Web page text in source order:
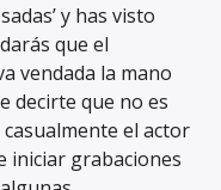
y has visto
que el
vendada la mano
decirte que no es
el actor
iniciar grabaciones